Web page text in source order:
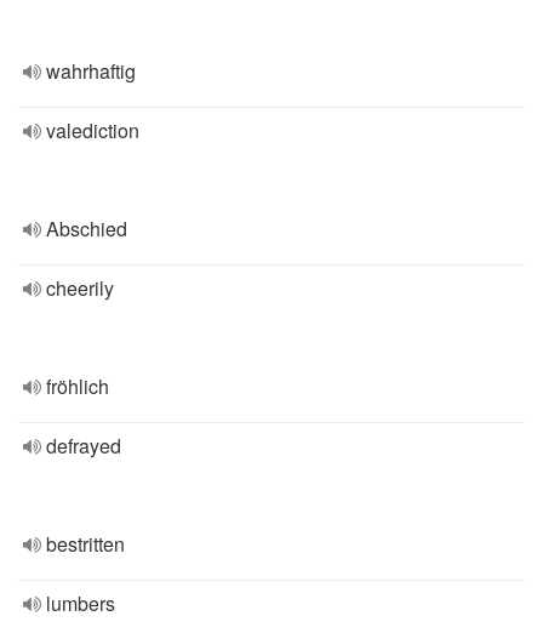
wahrhaftig
valediction
Abschied
cheerily
fröhlich
defrayed
bestritten
lumbers